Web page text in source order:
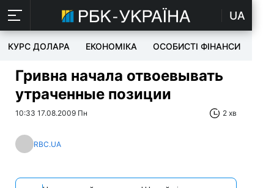
UA
КУРС ДОЛАРА ЕКОНОМІКА ОСОБИСТІ ФІНАНСИ
Гривна начала отвоевывать
утраченные позиции
10:33 17.08.2009 Пн 2 хв
RBC.UA